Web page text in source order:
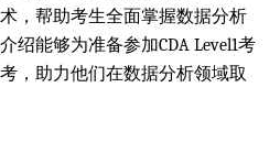
，帮助考生全面掌握数据分析
绍能够为准备参加CDA Level1考
，助力他们在数据分析领域取